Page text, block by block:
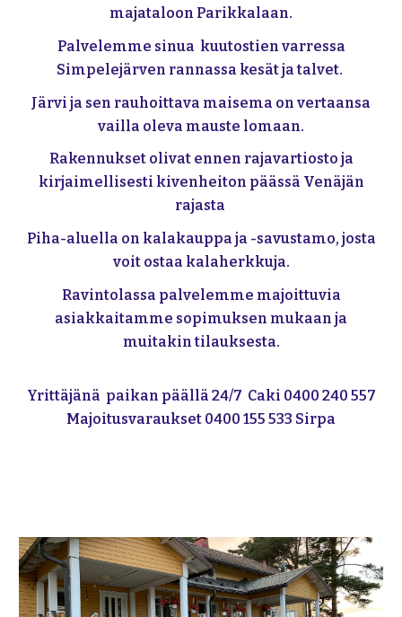
majataloon Parikkalaan.
Palvelemme sinua kuutostien varressa
Simpelejärven rannassa kesät ja talvet.
Järvi ja sen rauhoittava maisema on vertaansa
vailla oleva mauste lomaan.
Rakennukset olivat ennen rajavartiosto ja
kirjaimellisesti kivenheiton päässä Venäjän
rajasta
Piha-aluella on kalakauppa ja -savustamo, josta
voit ostaa kalaherkkuja.
Ravintolassa palvelemme majoittuvia
asiakkaitamme sopimuksen mukaan ja
muitakin tilauksesta.
Yrittäjänä paikan päällä 24/7 Caki 0400 240 557
Majoitusvaraukset 0400 155 533 Sirpa